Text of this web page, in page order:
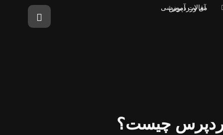
مقالات آموزشی
چیست؟